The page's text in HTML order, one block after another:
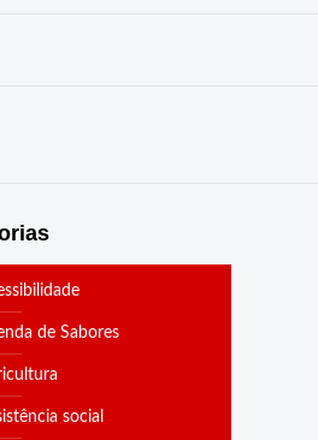
de Sabores
social